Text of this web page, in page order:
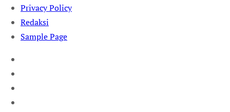
Privacy Policy
Redaksi
Sample Page